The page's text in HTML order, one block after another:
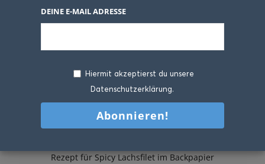
Spicy Lachsfilet im Backpapier
Rezept für Spicy Lachsfilet im Backpapier
DEINE E-MAIL ADRESSE
Hiermit akzeptierst du unsere
Datenschutzerklärung.